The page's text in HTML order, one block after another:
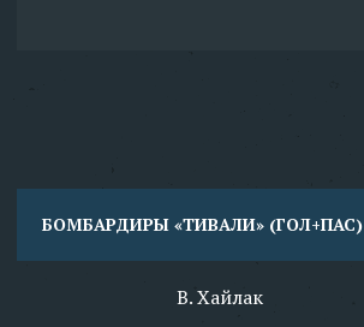
БОМБАРДИРЫ «ТИВАЛИ» (ГОЛ+ПАС)
В. Хайлак